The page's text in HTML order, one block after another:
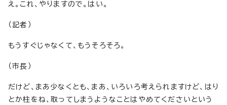
え。これ、やりますので。はい。
（記者）
もうすぐじゃなくて、もうそろそろ。
（市長）
だけど、まあ少なくとも、まあ、いろいろ考えられますけど、はり
とか柱をね、取ってしまうようなことはやめてくださいという